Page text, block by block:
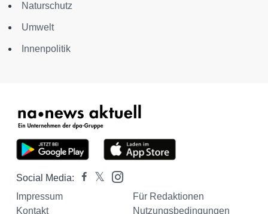
Naturschutz
Umwelt
Innenpolitik
Social Media:
Impressum
Für Redaktionen
Kontakt
Nutzungsbedingungen